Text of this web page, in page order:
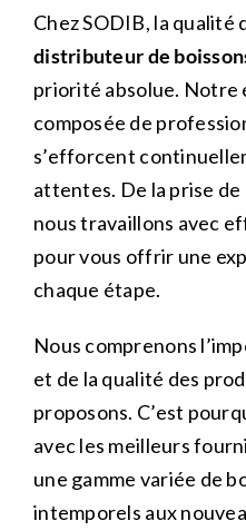
Chez SODIB, la qualité
distributeur de
priorité absolue. Notre
composée de
s’efforcent
attentes. De la prise de
nous travaillons avec
pour vous offrir une
chaque étape.
Nous comprenons
et de la qualité des
proposons. C’est
avec les meilleurs
une gamme variée de
intemporels aux